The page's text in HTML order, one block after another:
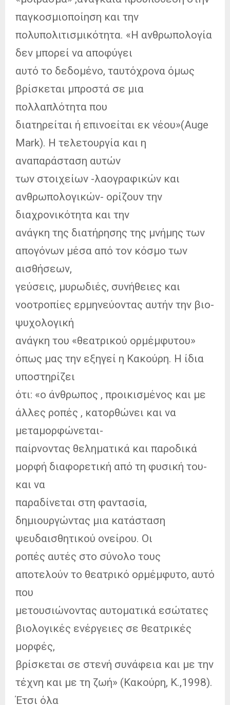
παγκοσμιοποίηση και την
πολυπολιτισμικότητα. «H ανθρωπολογία
δεν μπορεί να αποφύγει
αυτό το δεδομένο, ταυτόχρονα όμως
βρίσκεται μπροστά σε μια
πολλαπλότητα που
διατηρείται ή επινοείται εκ νέου»(Auge
Mark). Η τελετουργία και η
αναπαράσταση αυτών
των στοιχείων -λαογραφικών και
ανθρωπολογικών- ορίζουν την
διαχρονικότητα και την
ανάγκη της διατήρησης της μνήμης των
απογόνων μέσα από τον κόσμο των
αισθήσεων,
γεύσεις, μυρωδιές, συνήθειες και
νοοτροπίες ερμηνεύοντας αυτήν την βιο-
ψυχολογική
ανάγκη του «θεατρικού ορμέμφυτου»
όπως μας την εξηγεί η Κακούρη. Η ίδια
υποστηρίζει
ότι: «ο άνθρωπος , προικισμένος και με
άλλες ροπές , κατορθώνει και να
μεταμορφώνεται-
παίρνοντας θεληματικά και παροδικά
μορφή διαφορετική από τη φυσική του-
και να
παραδίνεται στη φαντασία,
δημιουργώντας μια κατάσταση
ψευδαισθητικού ονείρου. Οι
ροπές αυτές στο σύνολο τους
αποτελούν το θεατρικό ορμέμφυτο, αυτό
που
μετουσιώνοντας αυτοματικά εσώτατες
βιολογικές ενέργειες σε θεατρικές
μορφές,
βρίσκεται σε στενή συνάφεια και με την
τέχνη και με τη ζωή» (Κακούρη, Κ.,1998).
Έτσι όλα